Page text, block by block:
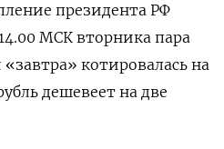
президента РФ
МСК вторника пара
котировалась на
дешевеет на две